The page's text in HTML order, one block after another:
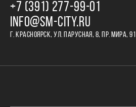
+7 (391) 277‒99‒01
INFO@SM-CITY.RU
Г. КРАСНОЯРСК, УЛ. ПАРУСНАЯ, 8, ПР. МИРА, 91